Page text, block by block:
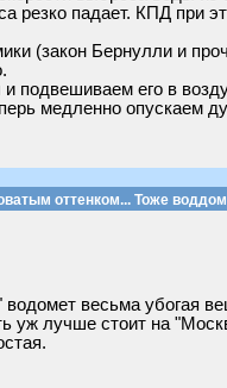
резко падает. КПД при
(закон Бернулли и
его в
медленно опускаем
оттенком... Тоже
водомет весьма убогая
уж лучше стоит на